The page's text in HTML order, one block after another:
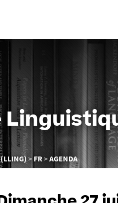
(LLING) FR AGENDA